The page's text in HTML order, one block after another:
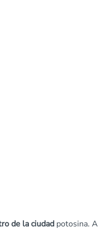
de la ciudad potosina. A